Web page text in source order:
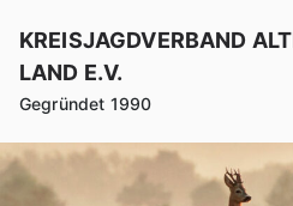
Inhalt
springen
KREISJAGDVERBAND
LAND E.V.
Gegründet 1990